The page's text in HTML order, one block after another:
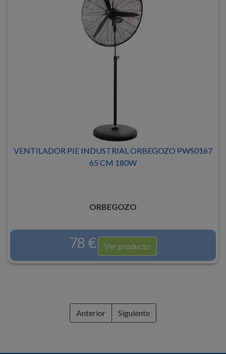
VENTILADOR PIE INDUSTRIAL ORBEGOZO PWS0167
65 CM 180W
ORBEGOZO
78 € Ver producto
Anterior Siguiente